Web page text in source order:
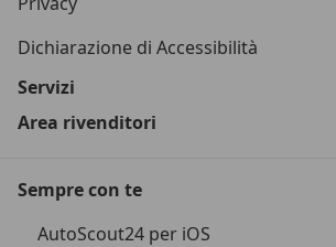
Dichiarazione di Accessibilità
Servizi
Area rivenditori
Sempre con te
AutoScout24 per iOS